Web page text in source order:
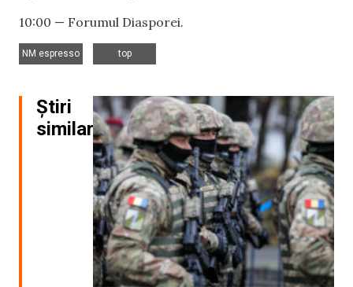
10:00 — Forumul Diasporei.
NM espresso
top
Știri
similare